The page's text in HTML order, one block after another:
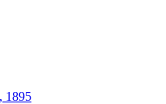
1895